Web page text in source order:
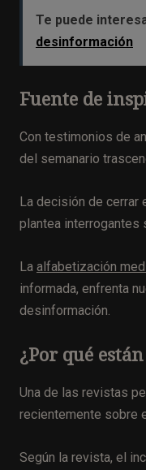
Te puede
desinformación
Fuente de
Con testimonios de
del semanario
La decisión de cerrar
plantea interrogantes
La alfabetización
informada, enfrenta
desinformación.
¿Por qué
Una de las revistas
recientemente sobre
Según la revista, el